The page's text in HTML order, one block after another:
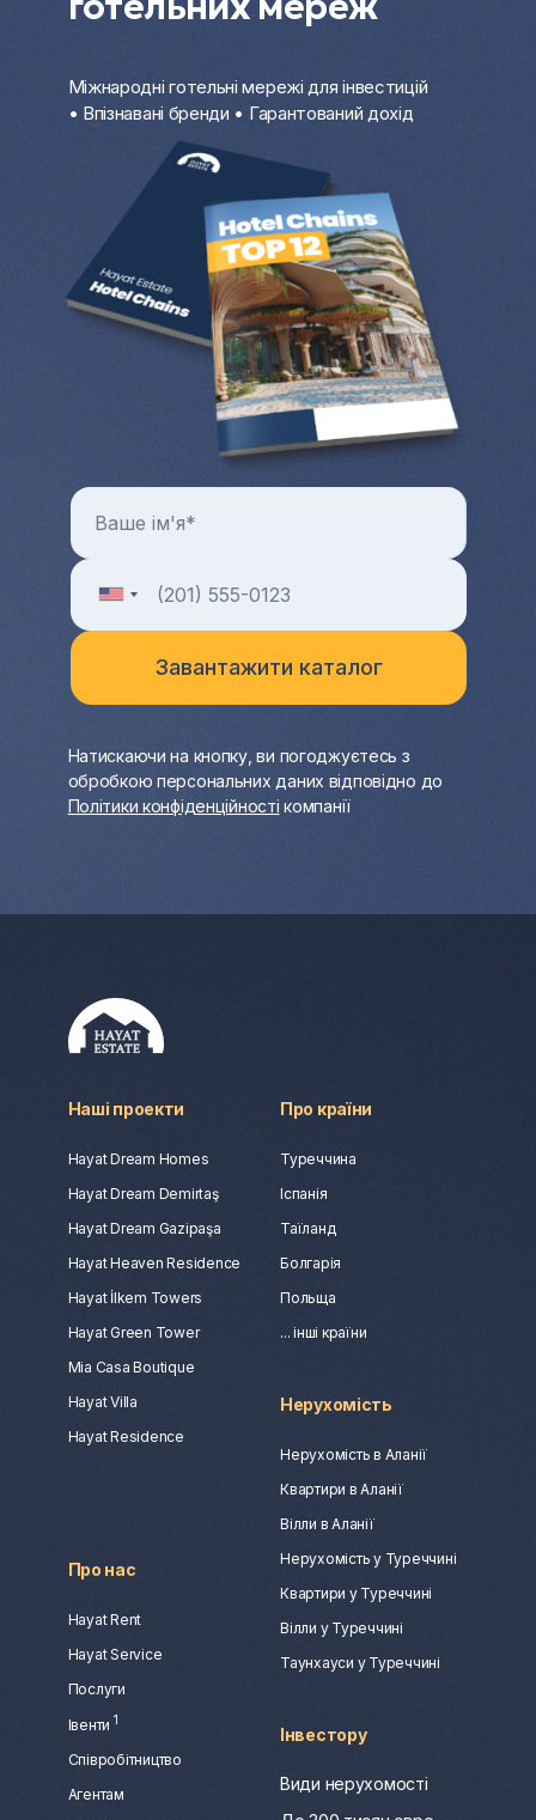
Міжнародні готельні мережі для інвестицій
• Впізнавані бренди • Гарантований дохід
Натискаючи на кнопку, ви погоджуєтесь з
обробкою персональних даних відповідно до
Політики конфіденційності компанії
Наші проекти
Hayat Dream Homes
Hayat Dream Demirtaş
Hayat Dream Gazipaşa
Hayat Heaven Residence
Hayat İlkem Towers
Hayat Green Tower
Mia Casa Boutique
Hayat Villa
Hayat Residence
Про країни
Туреччина
Іспанія
Таїланд
Болгарія
Польща
... інші країни
Про нас
Hayat Rent
Hayat Service
Послуги
Івенти 1
Співробітництво
Агентам
Нерухомість
Нерухомість в Аланії
Квартири в Аланії
Вілли в Аланії
Нерухомість у Туреччині
Квартири у Туреччині
Вілли у Туреччині
Таунхауси у Туреччині
Інвестору
Види нерухомості